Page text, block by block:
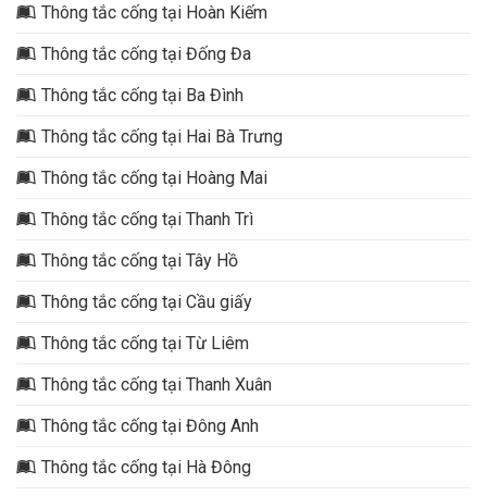
Thông tắc cống tại Hoàn Kiếm
Thông tắc cống tại Đống Đa
Thông tắc cống tại Ba Đình
Thông tắc cống tại Hai Bà Trưng
Thông tắc cống tại Hoàng Mai
Thông tắc cống tại Thanh Trì
Thông tắc cống tại Tây Hồ
Thông tắc cống tại Cầu giấy
Thông tắc cống tại Từ Liêm
Thông tắc cống tại Thanh Xuân
Thông tắc cống tại Đông Anh
Thông tắc cống tại Hà Đông